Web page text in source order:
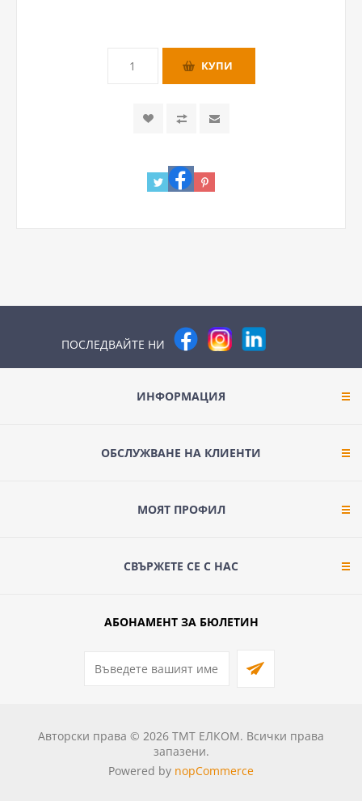
ПОСЛЕДВАЙТЕ НИ
ИНФОРМАЦИЯ
ОБСЛУЖВАНЕ НА КЛИЕНТИ
МОЯТ ПРОФИЛ
СВЪРЖЕТЕ СЕ С НАС
АБОНАМЕНТ ЗА БЮЛЕТИН
Авторски права © 2026 ТМТ ЕЛКОМ. Всички права
запазени.
Powered by nopCommerce